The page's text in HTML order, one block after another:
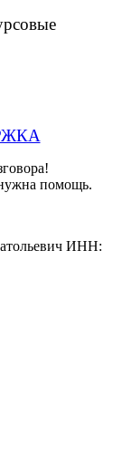
помощь.
ИНН: